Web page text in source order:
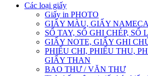
Các loại giấy
Giấy in PHOTO
GIẤY MÀU, GIẤY
SỔ TAY, SỔ GHI CHÉP, SỔ
GIẤY NOTE, GIẤY GHI
PHIẾU CHI, PHIẾU THU,
GIẤY THAN
BAO THƯ / VĂN THƯ